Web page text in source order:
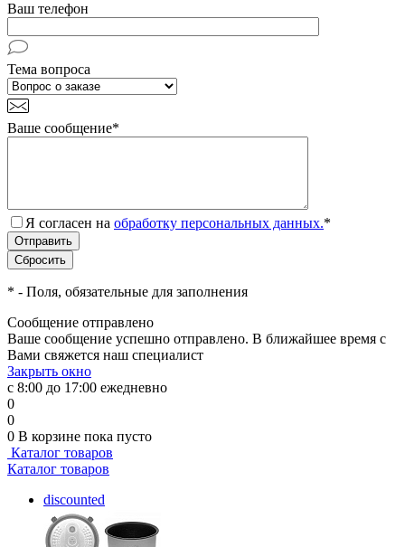
Ваш телефон
Тема вопроса
Ваше сообщение*
Я согласен на обработку персональных данных.*
* - Поля, обязательные для заполнения
Сообщение отправлено
Ваше сообщение успешно отправлено. В ближайшее время с
Вами свяжется наш специалист
Закрыть окно
с 8:00 до 17:00 ежедневно
0
0
0 В корзине пока пусто
Каталог товаров
Каталог товаров
discounted